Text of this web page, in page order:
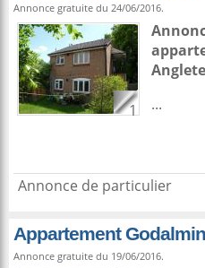
Annonce gratuite du 24/06/2016.
1
...
Annonce de particulier
Appartement
Annonce gratuite du 19/06/2016.